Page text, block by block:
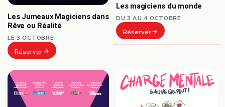
Les Jumeaux Magiciens dans
Rêve ou Réalité
LE 3 OCTOBRE
Réserver
Les magiciens du monde
DU 3 AU 4 OCTOBRE
Réserver